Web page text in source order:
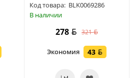
Код товара: BLK0069286
В наличии
278 321
Экономия 43